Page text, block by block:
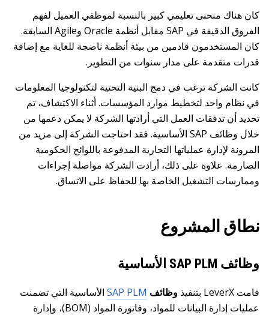
كان هناك منحنى تعليمي كبير بالنسبة لموظفي العميل لفهم
الفروق الدقيقة في SAP مقابل أنظمة Oracle وAgile السابقة.
كان المستخدمون قادمين من بيئة أنظمة ناضجة للغاية مع إضافة
قدرات متقدمة على مدار سنوات من التطوير.
كانت الشركة ترغب في دمج البنية التحتية لتكنولوجيا المعلومات
في نظام واحد لتخطيط موارد المؤسسات. أثناء الاكتشاف، تم
تحديد أن تدفقات العمل التي أرادتها الشركة لا يمكن دعمها من
خلال وظائف SAP الأساسية. فقد احتاجت الشركة إلى مزيد من
المرونة لإدارة عملياتها التجارية المدفوعة باللوائح الحكومية
الصارمة. علاوة على ذلك، أرادت الشركة مواصلة إجراءات
وممارسات التشغيل الخاصة بها للحفاظ على الاتساق.
نطاق المشروع
وظائف SAP PLM الأساسية
قامت LeverX بتنفيذ وظائف SAP PLM الأساسية التي تضمنت
عمليات إدارة البيانات للمواد، وفاتورة المواد (BOM)، وإدارة